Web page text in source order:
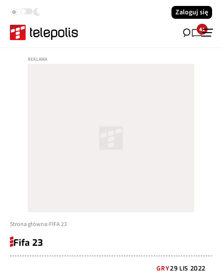
Zaloguj się
41
Strona główna FIFA 23
Fifa 23
GRY29 LIS 2022